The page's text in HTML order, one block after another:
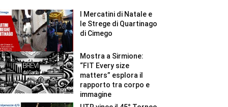
I Mercatini di Natale e
le Strege di Quartinago
di Cimego
Mostra a Sirmione:
“FIT Every size
matters” esplora il
rapporto tra corpo e
immagine